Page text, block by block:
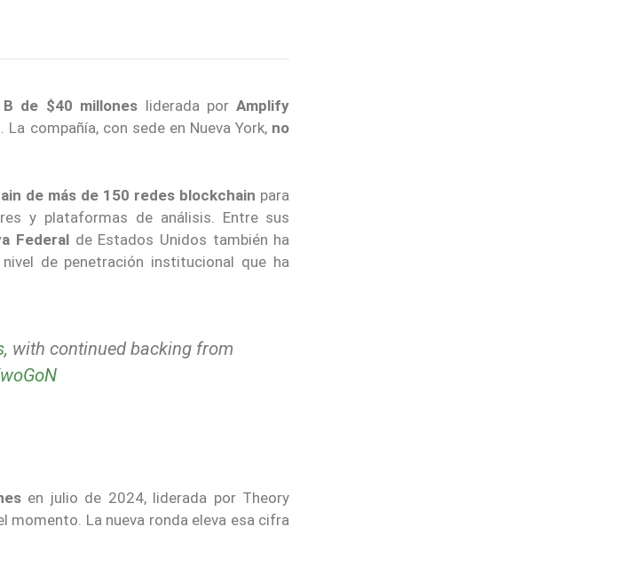
de $40 millones liderada porAmplify
compañía, con sede en Nueva York, no
de más de 150 redes blockchain para
y plataformas de análisis. Entre sus
Federalde Estados Unidos también ha
de penetración institucional que ha
, with continued backing from
en julio de 2024, liderada por Theory
momento. La nueva ronda eleva esa cifra